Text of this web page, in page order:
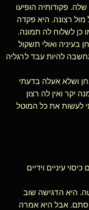
פקודותיה הופיעו
מול רצונה. היא פקדה
כן לשלוח לה תמונה.
בעיניה ואולי תשקול
להיות עבד לרגליה
ושלא אעלה בדעתי
יקר ואין לה רצון
לעשות את כל המוטל
עיניים וידיים
המיטה. היא הדגישה שוב
סתם. אבל היא אמרה